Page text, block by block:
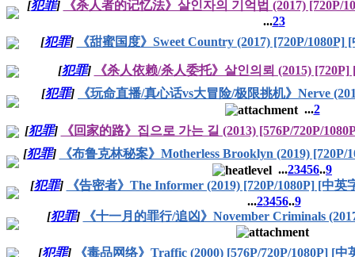
[犯罪]
《杀人者的记忆法》살인자의 기억법 (2017) [720P/
...23
[犯罪] 《甜蜜国度》Sweet Country (2017) [720P/1080P]
[犯罪]
《杀人依赖/杀人委托》살인의뢰 (2015)
[犯罪]
《玩命直播/真心话vs大冒险/极限挑机》Nerve
...2
[犯罪]
《回家的路》집으로 가는 길 (2013) [576P/720P/
[犯罪]
《布鲁克林秘案》Motherless Brooklyn (2019) [720P/
...23456..9
[犯罪]
《告密者》The Informer (2019) [720P/1080P] [中英
...23456..9
[犯罪] 《十一月的罪行/追凶》November Criminals
[犯罪] 《毒品网络》Traffic (2000) [576P/720P/1080P] [中